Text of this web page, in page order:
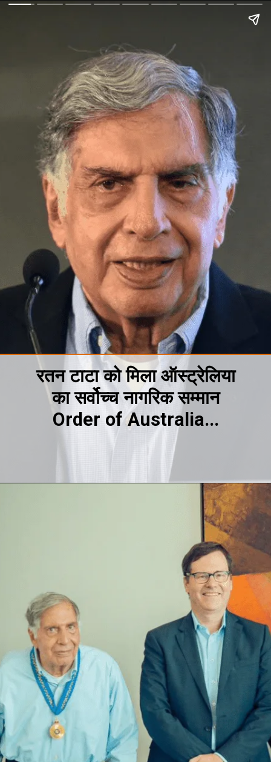
रतन टाटा को मिला ऑस्ट्रेलिया
का सर्वोच्च नागरिक सम्मान
Order of Australia...